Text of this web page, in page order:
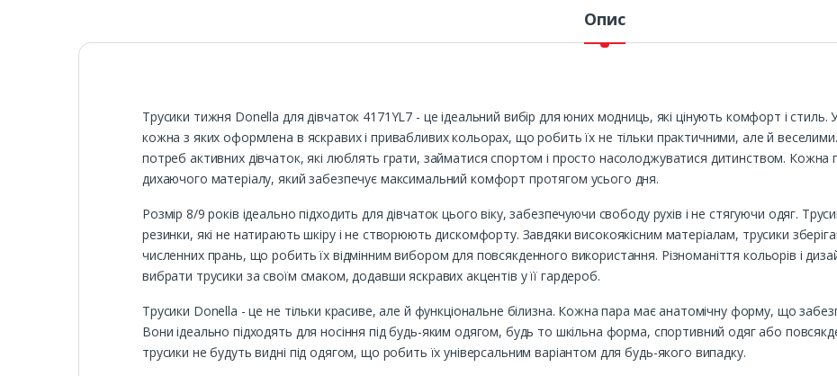
Опис
Трусики тижня Donella для дівчаток 4171YL7 - це ідеальний вибір для юних модниць, які цінують комфорт і стиль.
кожна з яких оформлена в яскравих і привабливих кольорах, що робить їх не тільки практичними, але й
потреб активних дівчаток, які люблять грати, займатися спортом і просто насолоджуватися дитинством. Кожна
дихаючого матеріалу, який забезпечує максимальний комфорт протягом усього дня.
Розмір 8/9 років ідеально підходить для дівчаток цього віку, забезпечуючи свободу рухів і не стягуючи одяг.
резинки, які не натирають шкіру і не створюють дискомфорту. Завдяки високоякісним матеріалам, трусики
численних прань, що робить їх відмінним вибором для повсякденного використання. Різноманіття кольорів і
вибрати трусики за своїм смаком, додавши яскравих акцентів у її гардероб.
Трусики Donella - це не тільки красиве, але й функціональне білизна. Кожна пара має анатомічну форму, що
Вони ідеально підходять для носіння під будь-яким одягом, будь то шкільна форма, спортивний одяг або
трусики не будуть видні під одягом, що робить їх універсальним варіантом для будь-якого випадку.